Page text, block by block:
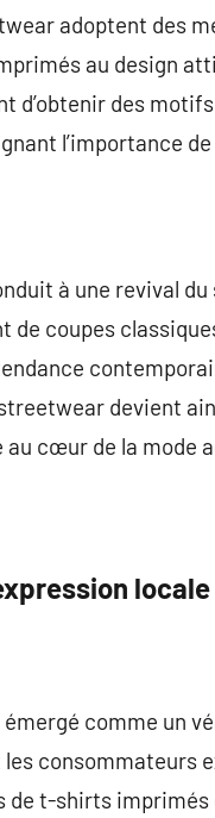
adoptent des
au design
des
l’importance
à une revival
de coupes
devient
cœur de la mode
locale
comme un
consommateurs
t-shirts